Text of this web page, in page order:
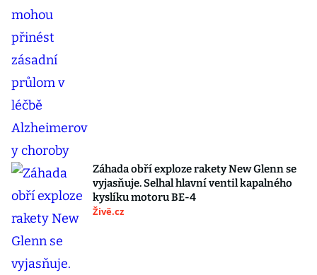
Záhada obří exploze rakety New Glenn se
vyjasňuje. Selhal hlavní ventil kapalného
kyslíku motoru BE-4
Živě.cz